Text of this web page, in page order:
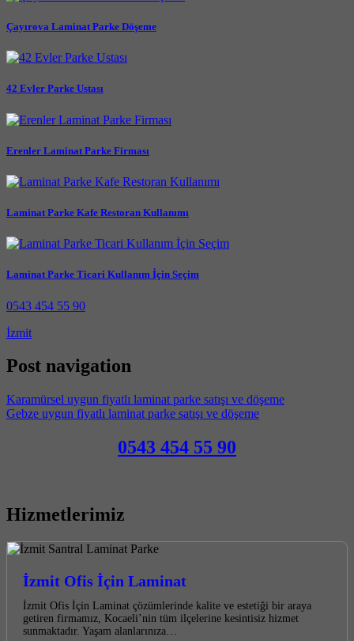
Çayırova Laminat Parke Döşeme
42 Evler Parke Ustası
Erenler Laminat Parke Firması
Laminat Parke Kafe Restoran Kullanımı
Laminat Parke Ticari Kullanım İçin Seçim
0543 454 55 90
İzmit
Post navigation
Karamürsel uygun fiyatlı laminat parke satışı ve döşeme
Gebze uygun fiyatlı laminat parke satışı ve döşeme
0543 454 55 90
Hizmetlerimiz
İzmit Ofis İçin Laminat
İzmit Ofis İçin Laminat çözümlerinde kalite ve estetiği bir araya
getiren firmamız, Kocaeli’nin tüm ilçelerine kesintisiz hizmet
sunmaktadır. Yaşam alanlarınıza…